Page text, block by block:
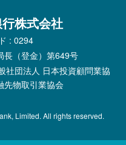
株式会社
: 0294
（登金）第649号
団法人 日本投資顧問業協
先物取引業協会
Limited. All rights reserved.